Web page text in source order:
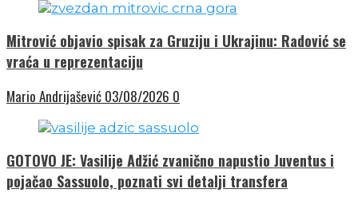
Mitrović objavio spisak za Gruziju i Ukrajinu: Radović se
vraća u reprezentaciju
Mario Andrijašević 03/08/2026 0
GOTOVO JE: Vasilije Adžić zvanično napustio Juventus i
pojačao Sassuolo, poznati svi detalji transfera